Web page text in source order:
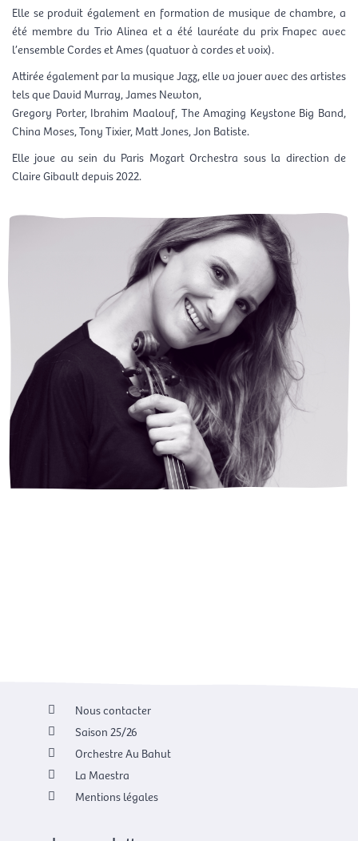
Elle se produit également en formation de musique de chambre, a
été membre du Trio Alinea et a été lauréate du prix Fnapec avec
l’ensemble Cordes et Ames (quatuor à cordes et voix).
Attirée également par la musique Jazz, elle va jouer avec des artistes
tels que David Murray, James Newton,
Gregory Porter, Ibrahim Maalouf, The Amazing Keystone Big Band,
China Moses, Tony Tixier, Matt Jones, Jon Batiste.
Elle joue au sein du Paris Mozart Orchestra sous la direction de
Claire Gibault depuis 2022.
Nous contacter
Saison 25/26
Orchestre Au Bahut
La Maestra
Mentions légales